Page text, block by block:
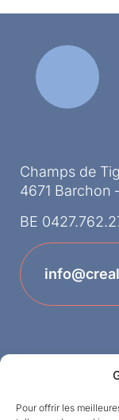
Pour offrir les
Champs de
4671 Barchon
BE